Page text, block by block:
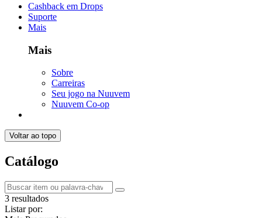
Cashback em Drops
Suporte
Mais
Mais
Sobre
Carreiras
Seu jogo na Nuuvem
Nuuvem Co-op
Voltar ao topo
Catálogo
3 resultados
Listar por: